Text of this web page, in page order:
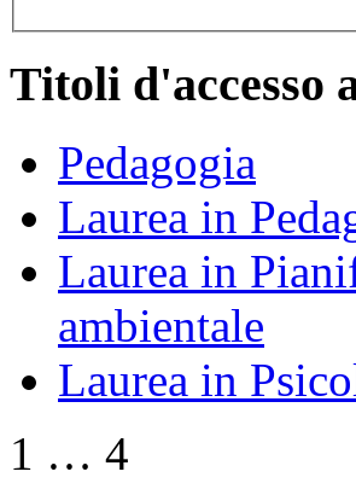
Titoli d'accesso
Pedagogia
Laurea in
Laurea in
ambientale
Laurea in
1 … 4